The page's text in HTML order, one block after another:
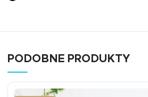
PODOBNE PRODUKTY